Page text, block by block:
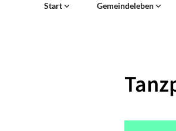
Start Gemeindeleben